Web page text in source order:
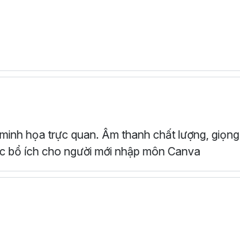
họa trực quan. Âm thanh chất lượng, giọng
bổ ích cho người mới nhập môn Canva